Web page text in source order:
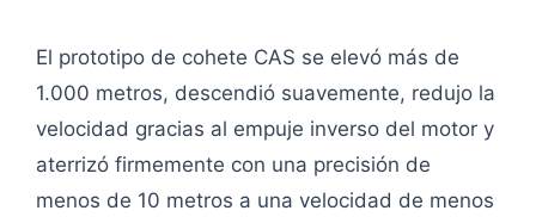
El prototipo de cohete CAS se elevó más de
1.000 metros, descendió suavemente, redujo la
velocidad gracias al empuje inverso del motor y
aterrizó firmemente con una precisión de
menos de 10 metros a una velocidad de menos